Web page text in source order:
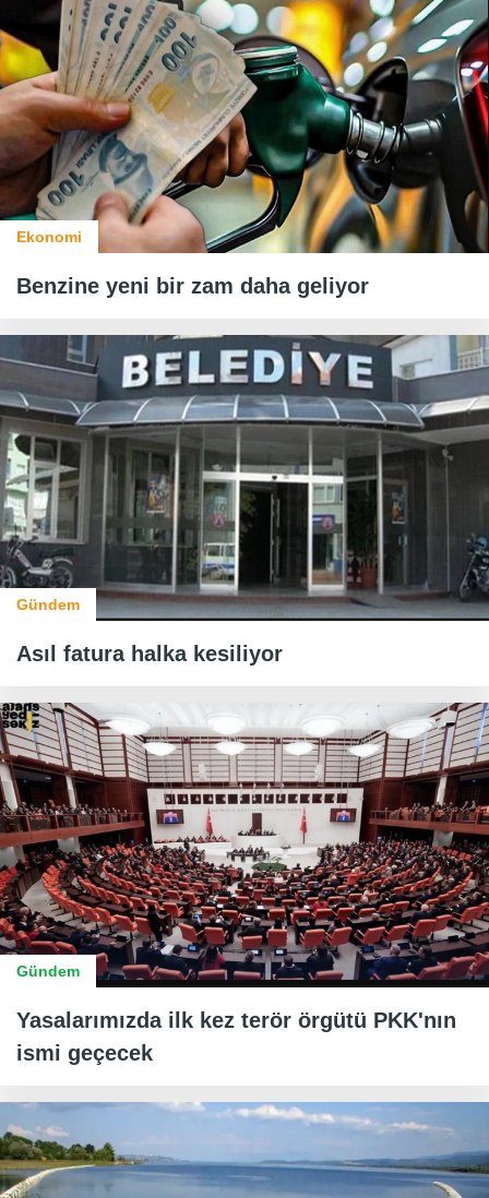
Ekonomi
Benzine yeni bir zam daha geliyor
Gündem
Asıl fatura halka kesiliyor
Gündem
Yasalarımızda ilk kez terör örgütü PKK'nın
ismi geçecek